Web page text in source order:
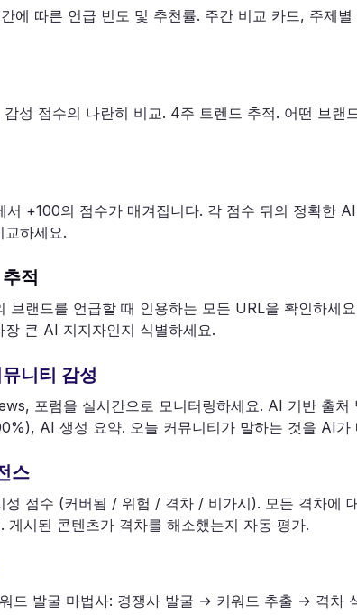
에 따른 언급 빈도 및 추천률. 주간 비교 카드, 주제
성 점수의 나란히 비교. 4주 트렌드 추적. 어떤 브랜
서 +100의 점수가 매겨집니다. 각 점수 뒤의 정확한
교하세요.
적
브랜드를 언급할 때 인용하는 모든 URL을 확인하세
장 큰 AI 지지자인지 식별하세요.
니티 감성
포럼을 실시간으로 모니터링하세요. AI 기반 출처
AI 생성 요약. 오늘 커뮤니티가 말하는 것을 AI가
스
성 점수 (커버됨 / 위험 / 격차 / 비가시). 모든 격차에
시된 콘텐츠가 격차를 해소했는지 자동 평가.
드 발굴 마법사: 경쟁사 발굴 → 키워드 추출 → 격차